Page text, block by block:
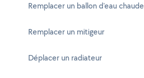
Remplacer un ballon d'eau chaude
Remplacer un mitigeur
Déplacer un radiateur